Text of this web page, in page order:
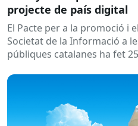
projecte de país digital
El Pacte per a la promoció i
Societat de la Informació a
públiques catalanes ha fet